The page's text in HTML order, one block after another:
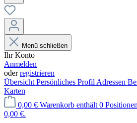
Menü schließen
Ihr Konto
Anmelden
oderregistrieren
Übersicht Persönliches Profil Adressen
Karten
0,00 € Warenkorb enthält 0
0,00 €.